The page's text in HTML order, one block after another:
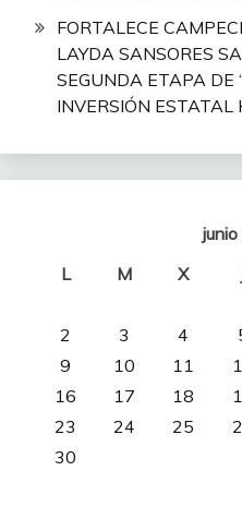
FORTALECE
LAYDA SANSORES
SEGUNDA ETAPA DE
INVERSIÓN ESTATAL
L
M X
2
3 4
9
10 11
16
17 18
23
24 25
30